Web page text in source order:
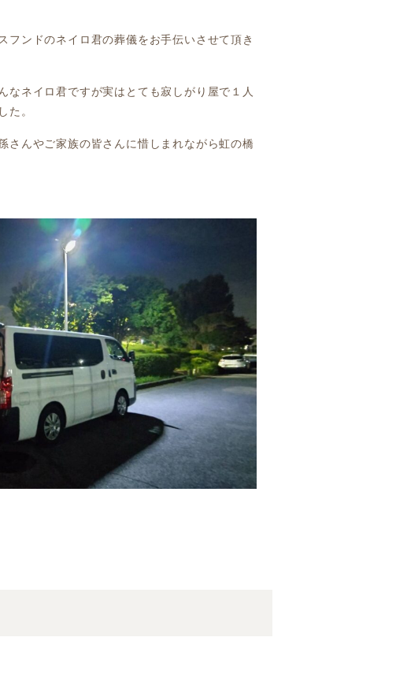
フンドのネイロ君の葬儀をお手伝いさせて頂き
なネイロ君ですが実はとても寂しがり屋で１人
た。
さんやご家族の皆さんに惜しまれながら虹の橋